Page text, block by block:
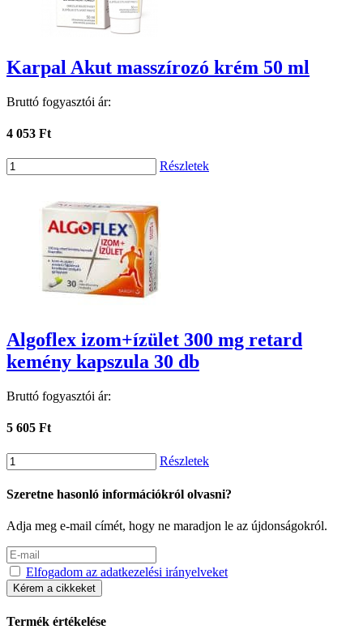
Karpal Akut masszírozó krém 50 ml
Bruttó fogyasztói ár:
4 053 Ft
Részletek
Algoflex izom+ízület 300 mg retard
kemény kapszula 30 db
Bruttó fogyasztói ár:
5 605 Ft
Részletek
Szeretne hasonló információkról olvasni?
Adja meg e-mail címét, hogy ne maradjon le az újdonságokról.
Elfogadom az adatkezelési irányelveket
Kérem a cikkeket
Termék értékelése